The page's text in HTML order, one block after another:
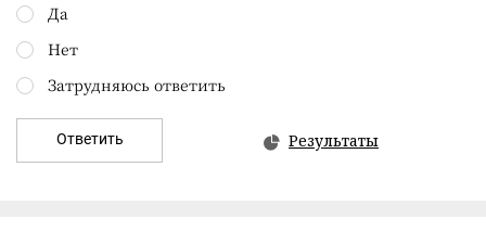
Да
Нет
Затрудняюсь ответить
Ответить Результаты